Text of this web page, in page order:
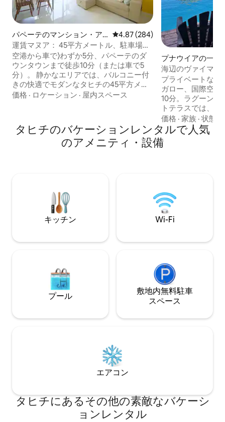
パペーテのマンション・ア
パート
レビュー284件、5つ星中4.87つ
4.87 (284)
運賃マヌア： 45平方メートル、駐車場、
エアコン、Wi - Fi、中心部
空港から車で⟩わずか5分、パペーテのダ
ウンタウンまで徒歩10分（または車で5
分）。 静かなエリアでは、バルコニー付
きの快適でモダンなタヒチの45平方メー
トルの料金マヌアをお楽しみください。
ソファベッド。 20 ⟶ mbpsの無料で安全
なWi - Fi。 ⟶ エアコン エレベーター付き
の⟶安全な建物。 パペーテ市場、ウォー
ターフロント、ショップに⟶近い。 ⟶
価格 · ロケーション · 屋内スペース
プナウイアの一軒
海辺のヴァイマ
プライベートな敷
ガロー、国際空港
10分。ラグーンの
トテラスでは、
ェア・ヴァイマか
は、砂州へのアク
ク2艘があります
たキッチンエリア
場所に24時間営
があります。
価格 ·家族 ·状態
タヒチのバケーションレンタルで人気
のアメニティ・設備
キッチン Wi-Fi
プール
敷地内無料駐⁠車
ス⁠ペ⁠ー⁠ス
エアコン
タヒチにあるその他の素敵なバケーシ
ョンレンタル